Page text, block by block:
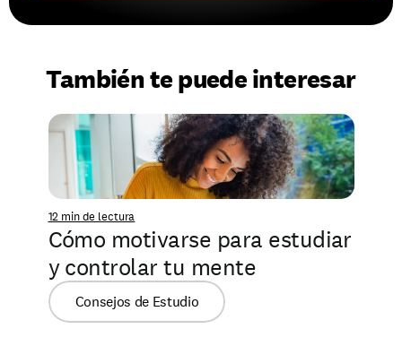
También te puede interesar
12 min de lectura
Cómo motivarse para estudiar
y controlar tu mente
Consejos de Estudio